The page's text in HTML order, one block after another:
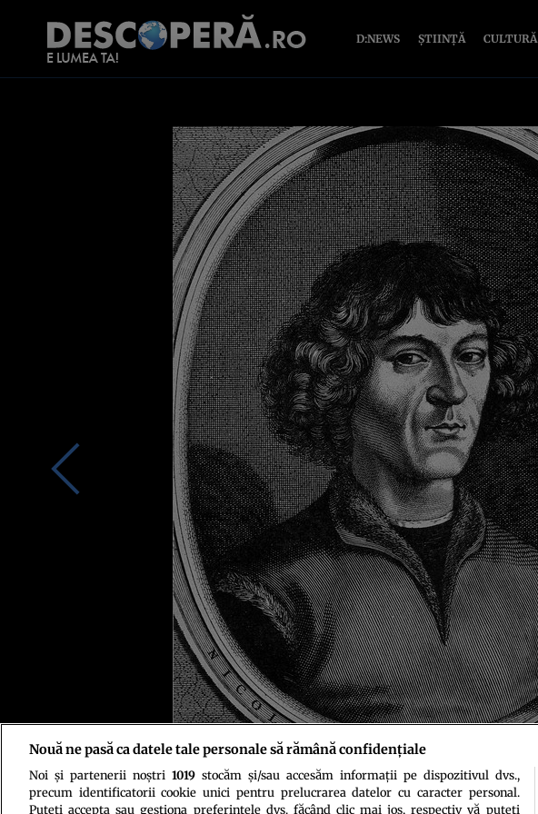
D:NEWS ȘTIINȚĂ CULTURĂ
Foto: J. Falck/Wikimedia Commons, CC BY-SA 4.0
Nouă ne pasă ca datele tale personale să rămână confidențiale
Noi și partenerii noștri 1019stocăm și/sau accesăm informații pe dispozitivul dvs.,
precum identificatorii cookie unici pentru prelucrarea datelor cu caracter personal.
Puteți accepta sau gestiona preferințele dvs. făcând clic mai jos, respectiv vă puteți